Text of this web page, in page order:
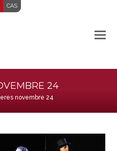
CAS
24
novembre 24